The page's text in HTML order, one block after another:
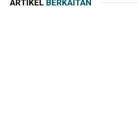
ARTIKEL BERKAITAN